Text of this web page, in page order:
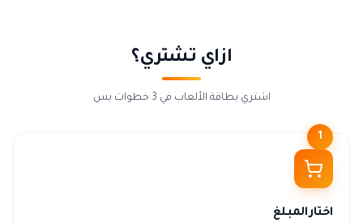
ازاي تشتري؟
اشتري بطاقة الألعاب في 3 خطوات بس
1
اختار المبلغ